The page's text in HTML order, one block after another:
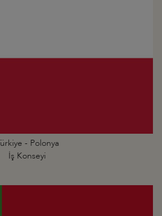
- Polonya
İş Konseyi